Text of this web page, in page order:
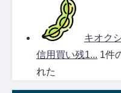
キオク
信用買い残1... 1件
れた